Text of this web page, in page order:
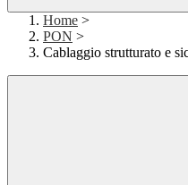
Home >
PON >
Cablaggio strutturato e